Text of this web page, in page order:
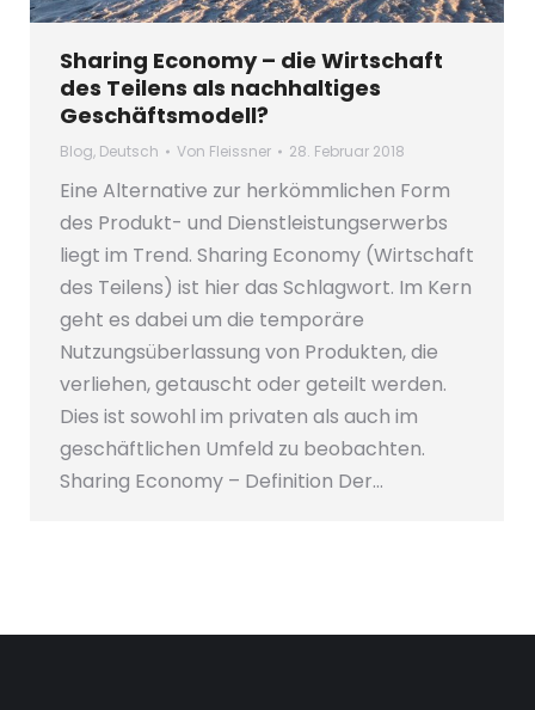
Sharing Economy – die Wirtschaft
des Teilens als nachhaltiges
Geschäftsmodell?
Blog, Deutsch Von Fleissner 28. Februar 2018
Eine Alternative zur herkömmlichen Form
des Produkt- und Dienstleistungserwerbs
liegt im Trend. Sharing Economy (Wirtschaft
des Teilens) ist hier das Schlagwort. Im Kern
geht es dabei um die temporäre
Nutzungsüberlassung von Produkten, die
verliehen, getauscht oder geteilt werden.
Dies ist sowohl im privaten als auch im
geschäftlichen Umfeld zu beobachten.
Sharing Economy – Definition Der…